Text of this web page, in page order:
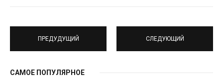
ПРЕДУДУЩИЙ СЛЕДУЮЩИЙ
САМОЕ ПОПУЛЯРНОЕ